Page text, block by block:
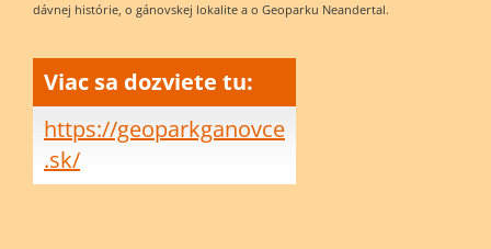
dávnej histórie, o gánovskej lokalite a o Geoparku Neandertal.
Viac sa dozviete tu:
https://geoparkganovce
.sk/